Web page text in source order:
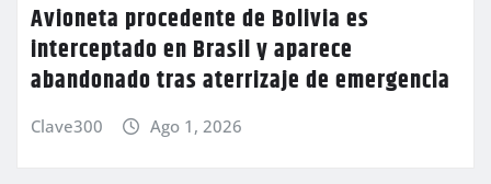
Avioneta procedente de Bolivia es
interceptado en Brasil y aparece
abandonado tras aterrizaje de emergencia
Clave300 Ago 1, 2026